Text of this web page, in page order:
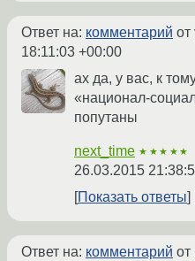
Ответ на: комментарий от
18:11:03 +00:00
ах да, у вас, к
«национал-
попутаны
next_time ★★★★★
26.03.2015
Показать ответы
Ответ на: комментарий от